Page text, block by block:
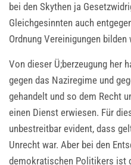
bei den Skythen ja
Gleichgesinnten auch
Ordnung Vereinigungen bilden
Von dieser Ü;berzeugung her
gegen das Naziregime und
gehandelt und so dem Recht
einen Dienst erwiesen. Für
unbestreitbar evident, dass
Unrecht war. Aber bei den
demokratischen Politikers ist